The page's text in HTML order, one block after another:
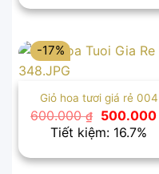
-17%
Giỏ hoa tươi giá rẻ 004
600.000₫
Giá
gốc
là:
500.000
Tiết kiệm: 16.7%